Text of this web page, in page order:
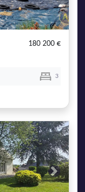
180 200 €
3
Next